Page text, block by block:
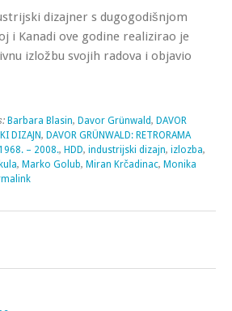
dizajner s dugogodišnjom
i Kanadi ove godine realizirao je
izložbu svojih radova i objavio
Barbara Blasin, Davor Grünwald, DAVOR
DIZAJN, DAVOR GRÜNWALD: RETRORAMA
1968. – 2008., HDD, industrijski dizajn, izlozba,
, Marko Golub, Miran Krčadinac, Monika